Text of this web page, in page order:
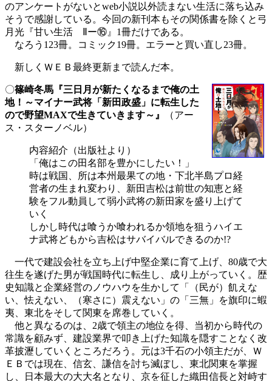
のアンケートがないとweb小説以外読まない生活に落ち込み
そうで感謝している。今回の新刊本もその関係書を除くと弓
月光『甘い生活 Ⅱー⑯』1冊だけである。
なろう123冊。コミック19冊。エラーと買い直し23冊。
新しくＷＥＢ最終更新まで読んだ本。
〇篠崎冬馬『三日月が新たくなるまで俺の土
地！～マイナー武将「新田政盛」に転生した
ので野望MAXで生きていきます～』
（アー
ス・スターノベル）
内容紹介（出版社より）
「俺はこの田名部を豊かにしたい！」
時は戦国、所は本州最果ての地・下北半島プロ経
営者の生まれ変わり、新田吉松は前世の知恵と経
験をフル動員して弱小武将の新田家を盛り上げて
いく
しかし時代は喰うか喰われるか領地を狙うハイエ
ナ武将どもから吉松はサバイバルできるのか!?
一代で建設会社を立ち上げ中堅企業に育て上げ、80歳で大
往生を遂げた男が戦国時代に転生し、成り上がっていく。歴
史知識と企業経営のノウハウを生かして「（民が）飢えな
い、怯えない、（寒さに）震えない」の「三無」を旗印に蝦
夷、東北をそして関東を席巻していく。
他と異なるのは、2歳で領主の地位を得、当初から時代の
常識を顧みず、建設業界で叩き上げた知識を隠すことなく改
革披瀝していくところだろう。元は3千石の小領主だが、Ｗ
ＥＢでは現在、信玄、謙信を討ち滅ぼし、東北関東を掌握
し、日本最大の大大名となり、京を征した織田信長と対峙す